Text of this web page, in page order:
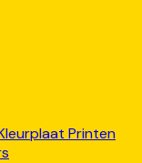
Printen